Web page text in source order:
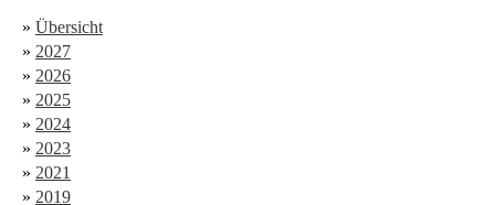
» Übersicht
» 2027
» 2026
» 2025
» 2024
» 2023
» 2021
» 2019